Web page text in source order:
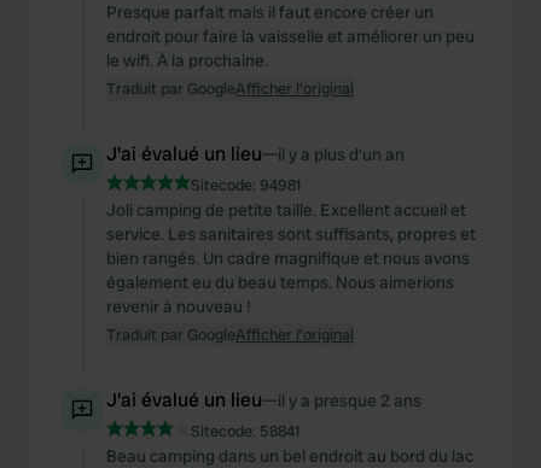
Presque parfait mais il faut encore créer un
endroit pour faire la vaisselle et améliorer un peu
le wifi. À la prochaine.
Traduit par GoogleAfficher l'original
J'ai évalué un lieu—il y a plus d’un an
Sitecode: 94981
Joli camping de petite taille. Excellent accueil et
service. Les sanitaires sont suffisants, propres et
bien rangés. Un cadre magnifique et nous avons
également eu du beau temps. Nous aimerions
revenir à nouveau !
Traduit par GoogleAfficher l'original
J'ai évalué un lieu—il y a presque 2 ans
Sitecode: 58841
Beau camping dans un bel endroit au bord du lac